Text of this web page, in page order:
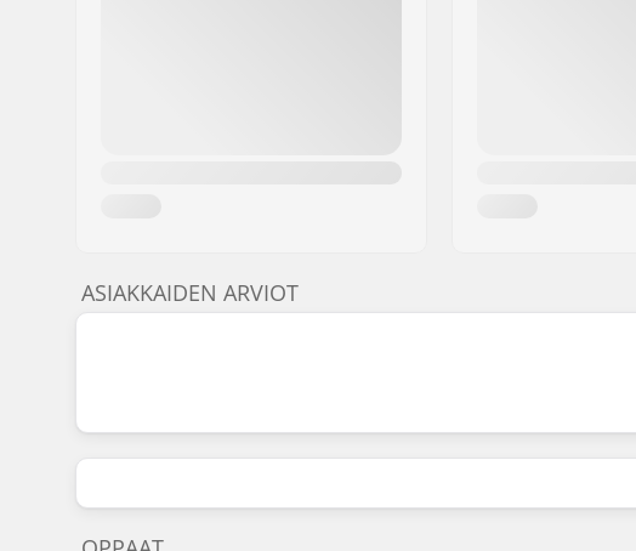
ASIAKKAIDEN ARVIOT